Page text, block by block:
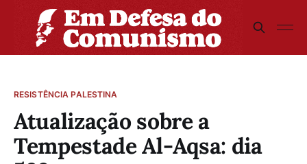
RESISTÊNCIA PALESTINA
Atualização sobre a
Tempestade Al-Aqsa: dia